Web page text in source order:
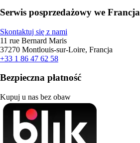
Serwis posprzedażowy we Francja
Skontaktuj się z nami
11 rue Bernard Maris
37270 Montlouis-sur-Loire, Francja
+33 1 86 47 62 58
Bezpieczna płatność
Kupuj u nas bez obaw